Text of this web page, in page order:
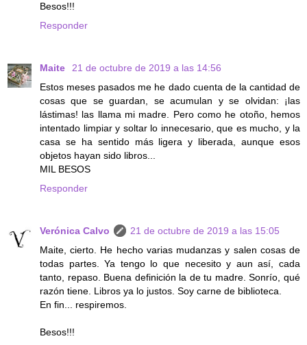
Besos!!!
Responder
Maite
21 de octubre de 2019 a las 14:56
Estos meses pasados me he dado cuenta de la cantidad de
cosas que se guardan, se acumulan y se olvidan: ¡las
lástimas! las llama mi madre. Pero como he otoño, hemos
intentado limpiar y soltar lo innecesario, que es mucho, y la
casa se ha sentido más ligera y liberada, aunque esos
objetos hayan sido libros...
MIL BESOS
Responder
Verónica Calvo
21 de octubre de 2019 a las 15:05
Maite, cierto. He hecho varias mudanzas y salen cosas de
todas partes. Ya tengo lo que necesito y aun así, cada
tanto, repaso. Buena definición la de tu madre. Sonrío, qué
razón tiene. Libros ya lo justos. Soy carne de biblioteca.
En fin... respiremos.
Besos!!!